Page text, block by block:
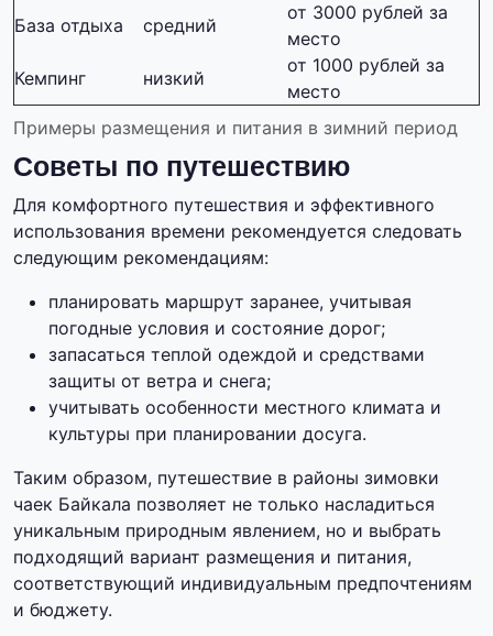
Примеры размещения и питания в зимний период
База отдыха
средний
от 3000 рублей за
место
Кемпинг
низкий
от 1000 рублей за
место
Советы по путешествию
Для комфортного путешествия и эффективного
использования времени рекомендуется следовать
следующим рекомендациям:
планировать маршрут заранее, учитывая
погодные условия и состояние дорог;
запасаться теплой одеждой и средствами
защиты от ветра и снега;
учитывать особенности местного климата и
культуры при планировании досуга.
Таким образом, путешествие в районы зимовки
чаек Байкала позволяет не только насладиться
уникальным природным явлением, но и выбрать
подходящий вариант размещения и питания,
соответствующий индивидуальным предпочтениям
и бюджету.